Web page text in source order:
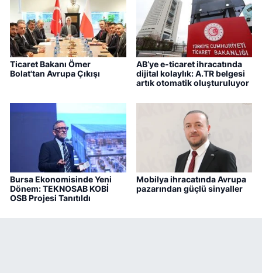
Ticaret Bakanı Ömer
Bolat'tan Avrupa Çıkışı
AB’ye e-ticaret ihracatında
dijital kolaylık: A.TR belgesi
artık otomatik oluşturuluyor
Bursa Ekonomisinde Yeni
Dönem: TEKNOSAB KOBİ
OSB Projesi Tanıtıldı
Mobilya ihracatında Avrupa
pazarından güçlü sinyaller